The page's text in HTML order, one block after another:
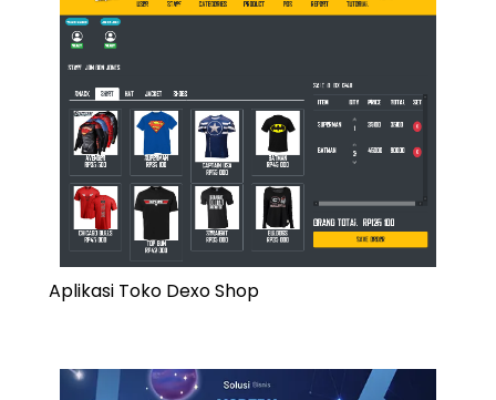
Aplikasi Toko Dexo Shop